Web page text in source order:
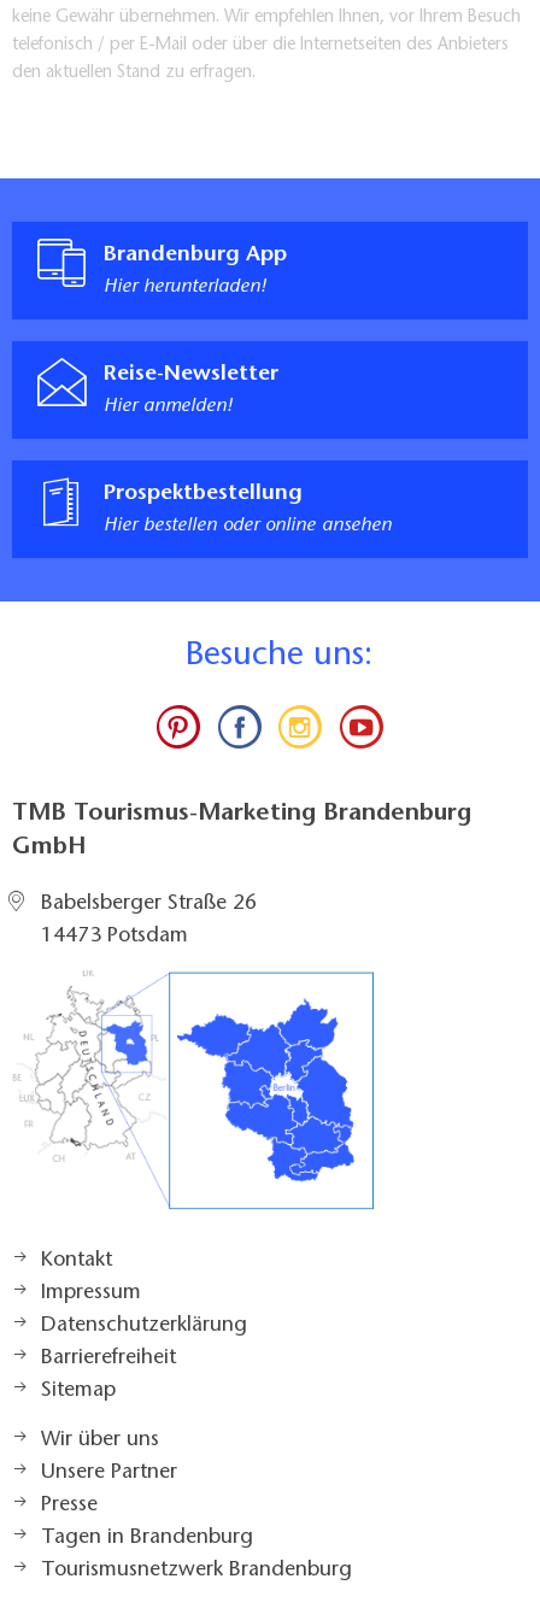
keine Gewähr übernehmen. Wir empfehlen Ihnen, vor Ihrem Besuch
telefonisch / per E-Mail oder über die Internetseiten des Anbieters
den aktuellen Stand zu erfragen.
Brandenburg App
Hier herunterladen!
Reise-Newsletter
Hier anmelden!
Prospektbestellung
Hier bestellen oder online ansehen
Besuche uns:
TMB Tourismus-Marketing Brandenburg
GmbH
Babelsberger Straße 26
14473 Potsdam
Kontakt
Impressum
Datenschutzerklärung
Barrierefreiheit
Sitemap
Wir über uns
Unsere Partner
Presse
Tagen in Brandenburg
Tourismusnetzwerk Brandenburg